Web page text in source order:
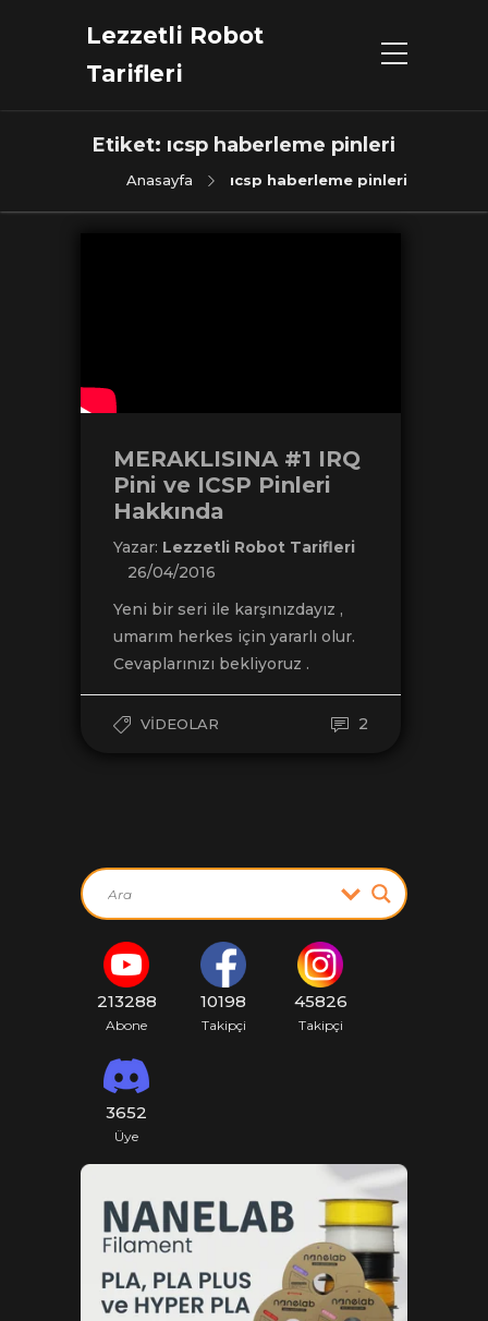
Lezzetli Robot
Tarifleri
Etiket: ıcsp haberleme pinleri
Anasayfa ıcsp haberleme pinleri
MERAKLISINA #1 IRQ
Pini ve ICSP Pinleri
Hakkında
Yazar: Lezzetli Robot Tarifleri
26/04/2016
Yeni bir seri ile karşınızdayız ,
umarım herkes için yararlı olur.
Cevaplarınızı bekliyoruz .
VIDEOLAR 2
213288
Abone
10198
Takipçi
45826
Takipçi
3652
Üye